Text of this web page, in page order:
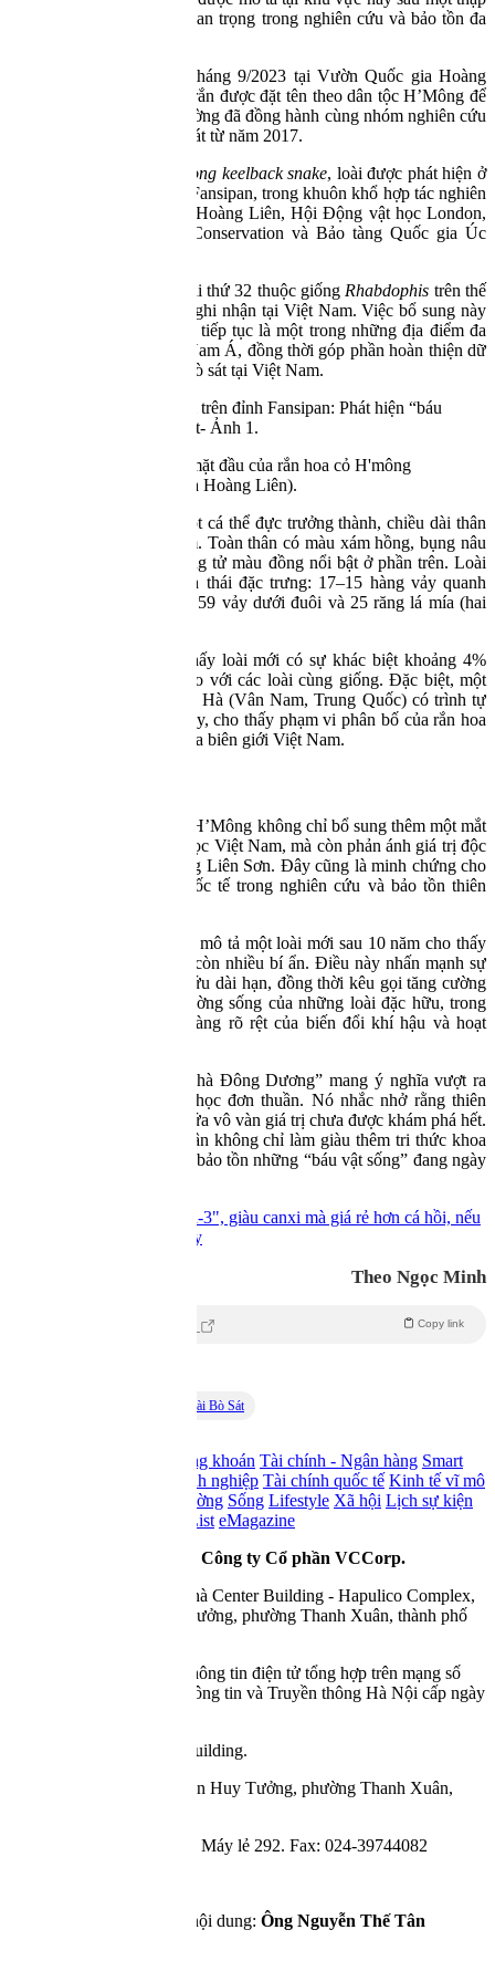
kỷ, đánh dấu bước tiến quan trọng trong nghiên cứu và bảo tồn đa
Phát hiện được công bố tháng 9/2023 tại Vườn Quốc gia Hoàng
Liên (tỉnh Lào Cai). Loài rắn được đặt tên theo dân tộc H’Mông để
tri ân những người dẫn đường đã đồng hành cùng nhóm nghiên cứu
trong nhiều chuyến khảo sát từ năm 2017.
H’mong keelback snake, loài được phát hiện ở
độ cao 2.600 m trên đỉnh Fansipan, trong khuôn khổ hợp tác nghiên
cứu giữa Vườn Quốc gia Hoàng Liên, Hội Động vật học London,
Tổ chức Indo-Myanmar Conservation và Bảo tàng Quốc gia Úc
Rắn hoa cỏ H’Mông là loài thứ 32 thuộc giống Rhabdophis trên thế
giới và là loài thứ 9 được ghi nhận tại Việt Nam. Việc bổ sung này
cho thấy Hoàng Liên Sơn tiếp tục là một trong những địa điểm đa
dạng sinh học của Đông Nam Á, đồng thời góp phần hoàn thiện dữ
liệu khoa học về các loài bò sát tại Việt Nam.
Hình ảnh cận cảnh mặt đầu của rắn hoa cỏ H'mông
(Ảnh Vườn quốc gia Hoàng Liên).
Mẫu vật được mô tả là một cá thể đực trưởng thành, chiều dài thân
409 mm, đuôi dài 106 mm. Toàn thân có màu xám hồng, bụng nâu
ánh sáng, mắt đen với đồng tử màu đồng nổi bật ở phần trên. Loài
sở hữu các đặc điểm hình thái đặc trưng: 17–15 hàng vảy quanh
thân, 151 hàng vảy bụng, 59 vảy dưới đuôi và 25 răng lá mía (hai
Phân tích di truyền cho thấy loài mới có sự khác biệt khoảng 4%
trên một đoạn gen ti thể so với các loài cùng giống. Đặc biệt, một
mẫu vật thu thập tại Hồng Hà (Vân Nam, Trung Quốc) có trình tự
gen trùng khớp với loài này, cho thấy phạm vi phân bố của rắn hoa
cỏ H’Mông có thể vượt qua biên giới Việt Nam.
Việc phát hiện rắn hoa cỏ H’Mông không chỉ bổ sung thêm một mắt
xích trong hệ thống sinh học Việt Nam, mà còn phản ánh giá trị độc
đáo của hệ sinh thái Hoàng Liên Sơn. Đây cũng là minh chứng cho
vai trò của sự hợp tác quốc tế trong nghiên cứu và bảo tồn thiên
Theo các chuyên gia, việc mô tả một loài mới sau 10 năm cho thấy
dãy Hoàng Liên Sơn vẫn còn nhiều bí ẩn. Điều này nhấn mạnh sự
cần thiết của các nghiên cứu dài hạn, đồng thời kêu gọi tăng cường
các nỗ lực bảo vệ môi trường sống của những loài đặc hữu, trong
bối cảnh tác động ngày càng rõ rệt của biến đổi khí hậu và hoạt
Phát hiện mới trên “nóc nhà Đông Dương” mang ý nghĩa vượt ra
ngoài một công bố khoa học đơn thuần. Nó nhắc nhở rằng thiên
nhiên Việt Nam vẫn ẩn chứa vô vàn giá trị chưa được khám phá hết.
Mỗi loài mới được ghi nhận không chỉ làm giàu thêm tri thức khoa
học, mà còn là lời kêu gọi bảo tồn những “báu vật sống” đang ngày
4 loại cá là "báu vật omega-3", giàu canxi mà giá rẻ hơn cá hồi, nếu
gặp ở chợ thì nên mua ngay
Theo Ngọc Minh
Copy link
Loài Bò Sát
Thị trường chứng khoán Tài chính - Ngân hàng Smart
Doanh nghiệp Tài chính quốc tế Kinh tế vĩ mô
Thị trường Sống Lifestyle Xã hội Lịch sự kiện
Watch List eMagazine
Công ty Cổ phần VCCorp.
Tầng 17, 19, 20, 21 Toà nhà Center Building - Hapulico Complex,
Số 01, phố Nguyễn Huy Tưởng, phường Thanh Xuân, thành phố
Giấy phép thiết lập trang thông tin điện tử tổng hợp trên mạng số
2216/GP-TTĐT do Sở Thông tin và Truyền thông Hà Nội cấp ngày
Tầng 21, tòa nhà Center Building.
Địa chỉ: Số 01, phố Nguyễn Huy Tưởng, phường Thanh Xuân,
Điện thoại: 024 7309 5555 Máy lẻ 292. Fax: 024-39744082
Chịu trách nhiệm quản lý nội dung: Ông Nguyễn Thế Tân